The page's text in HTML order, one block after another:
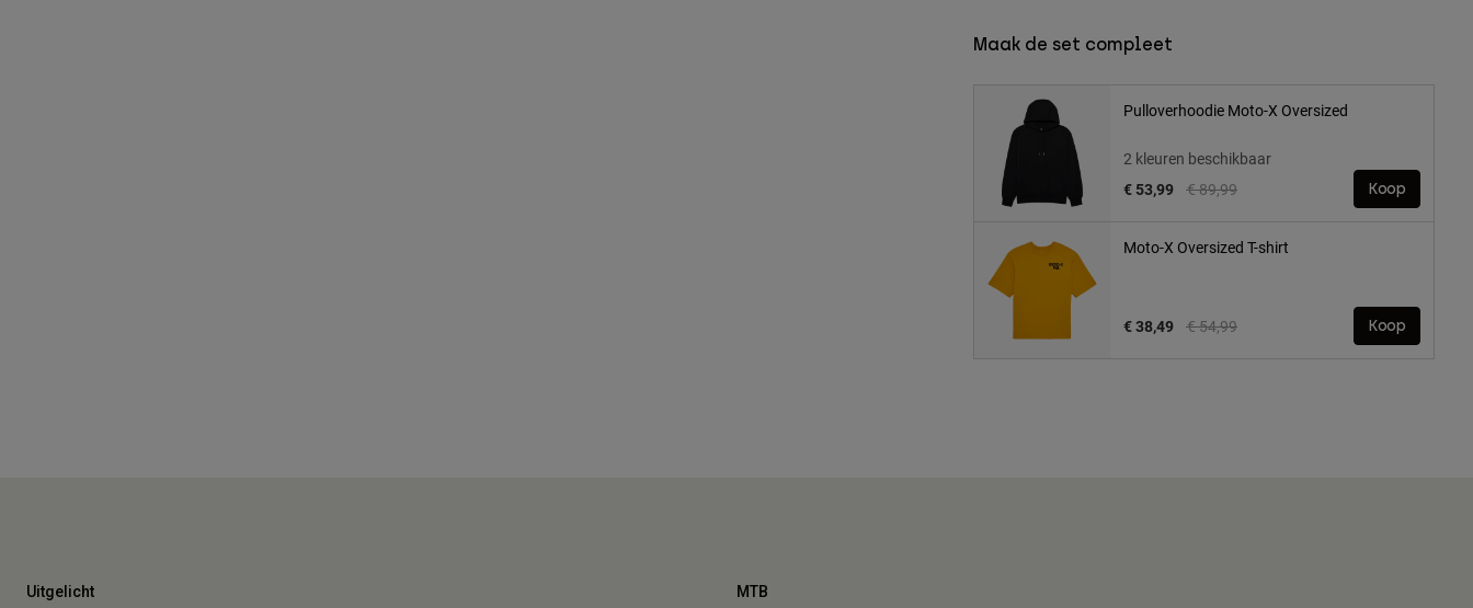
Maak de set compleet
Pulloverhoodie Moto-X Oversized
2 kleuren beschikbaar
Price reduced from
€ 89,99to
€ 53,99 Koop
Moto-X Oversized T-shirt
Price reduced from
€ 54,99to
€ 38,49 Koop
Uitgelicht MTB